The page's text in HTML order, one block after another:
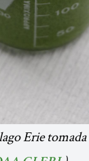
Erie